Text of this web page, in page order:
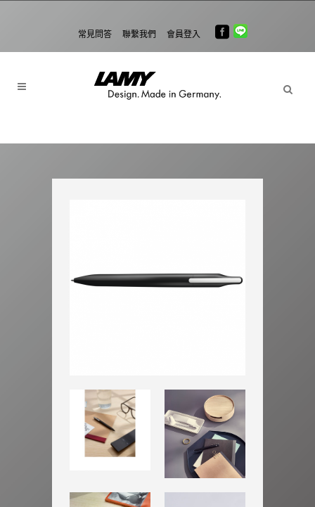
常見問答 聯繫我們 會員登入